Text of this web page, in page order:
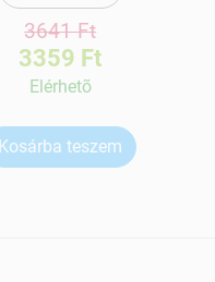
3641 Ft
3359 Ft
Elérhetõ
Kosárba teszem